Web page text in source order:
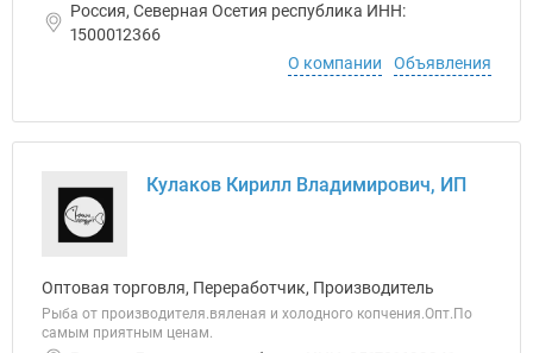
Россия, Северная Осетия республика ИНН:
1500012366
О компании
Объявления
Кулаков Кирилл Владимирович, ИП
Оптовая торговля, Переработчик, Производитель
Рыба от производителя.вяленая и холодного копчения.Опт.По
самым приятным ценам.